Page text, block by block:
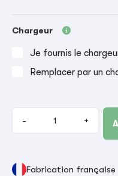
Chargeur
Je fournis le
Remplacer par un
- +
Fabrication française